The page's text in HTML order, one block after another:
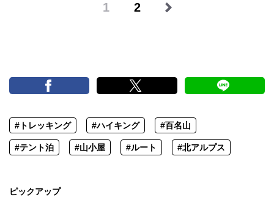
1 2
#トレッキング #ハイキング #百名山
#テント泊 #山小屋 #ルート #北アルプス
ピックアップ